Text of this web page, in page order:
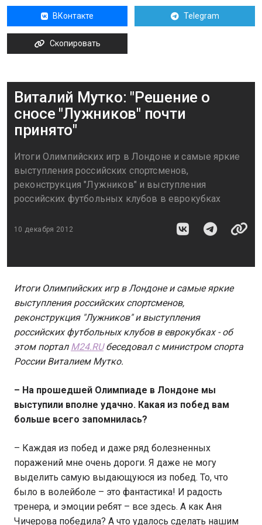
ВКонтакте Telegram
Скопировать
Виталий Мутко: "Решение о
сносе "Лужников" почти
принято"
Итоги Олимпийских игр в Лондоне и самые яркие
выступления российских спортсменов,
реконструкция "Лужников" и выступления
российских футбольных клубов в еврокубках
10 декабря 2012
Итоги Олимпийских игр в Лондоне и самые яркие
выступления российских спортсменов,
реконструкция "Лужников" и выступления
российских футбольных клубов в еврокубках - об
этом портал M24.RUбеседовал с министром спорта
России Виталием Мутко.
– На прошедшей Олимпиаде в Лондоне мы
выступили вполне удачно. Какая из побед вам
больше всего запомнилась?
– Каждая из побед и даже ряд болезненных
поражений мне очень дороги. Я даже не могу
выделить самую выдающуюся из побед. То, что
было в волейболе – это фантастика! И радость
тренера, и эмоции ребят – все здесь. А как Аня
Чичерова победила? А что удалось сделать нашим